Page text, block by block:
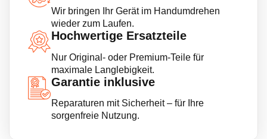
Wir bringen Ihr Gerät im Handumdrehen
wieder zum Laufen.
Hochwertige Ersatzteile
Nur Original- oder Premium-Teile für
maximale Langlebigkeit.
Garantie inklusive
Reparaturen mit Sicherheit – für Ihre
sorgenfreie Nutzung.